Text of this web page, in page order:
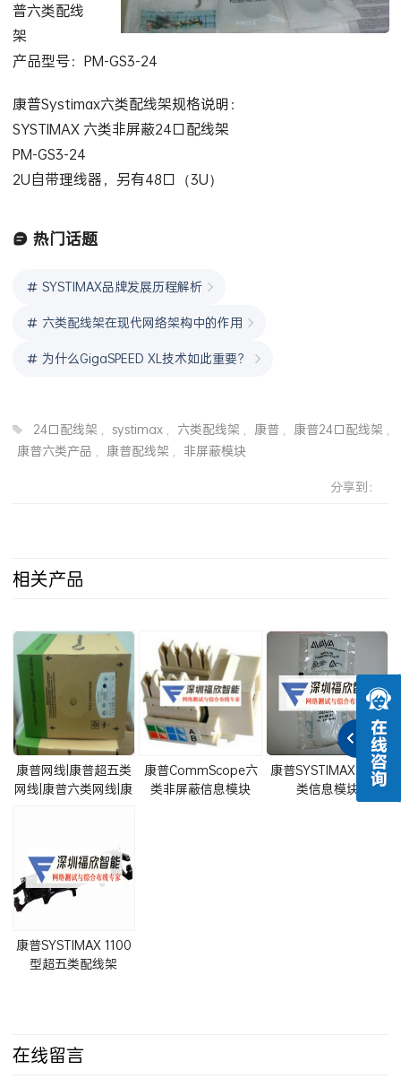
普六类配线
架
产品型号：PM-GS3-24
康普Systimax六类配线架规格说明：
SYSTIMAX 六类非屏蔽24口配线架
PM-GS3-24
2U自带理线器，另有48口（3U）
热门话题
SYSTIMAX品牌发展历程解析
六类配线架在现代网络架构中的作用
为什么GigaSPEED XL技术如此重要？
24口配线架 systimax, 六类配线架 康普, 康普24口配线架
康普六类产品
康普配线架 非屏蔽模块
分享到：
相关产品
康普网线|康普超五类
网线|康普六类网线|康
康普CommScope六
类非屏蔽信息模块
康普SYSTIMAX 超五
类信息模块
(MPS100E)
康普SYSTIMAX 1100
型超五类配线架
在线留言